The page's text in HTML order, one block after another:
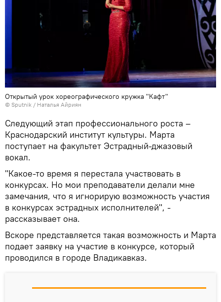
Открытый урок хореографического кружка "Кафт"
© Sputnik / Наталья Айриян
Следующий этап профессионального роста –
Краснодарский институт культуры. Марта
поступает на факультет Эстрадный-джазовый
вокал.
"Какое-то время я перестала участвовать в
конкурсах. Но мои преподаватели делали мне
замечания, что я игнорирую возможность участия
в конкурсах эстрадных исполнителей", -
рассказывает она.
Вскоре представляется такая возможность и Марта
подает заявку на участие в конкурсе, который
проводился в городе Владикавказ.